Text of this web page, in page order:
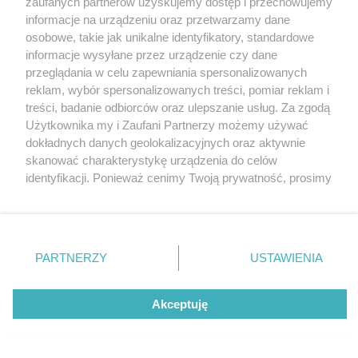
BPK
1 / 4
Kolejne srodki europejskie
na inwestycje OZE dla BPK
Katowice
Gliwice
Zabrze
informacje na urządzeniu oraz przetwarzamy dane
osobowe, takie jak unikalne identyfikatory, standardowe
informacje wysyłane przez urządzenie czy dane
przeglądania w celu zapewniania spersonalizowanych
reklam, wybór spersonalizowanych treści, pomiar reklam i
treści, badanie odbiorców oraz ulepszanie usług. Za zgodą
Użytkownika my i Zaufani Partnerzy możemy używać
dokładnych danych geolokalizacyjnych oraz aktywnie
skanować charakterystykę urządzenia do celów
identyfikacji. Ponieważ cenimy Twoją prywatność, prosimy
prywatności znajdujący się w lewym dolnym rogu strony
. Niektóre rodzaje przetwarzania danych nie wymagają
zgody użytkownika, ale masz prawo sprzeciwić się
takiemu przetwarzaniu. Preferencje będą miały
zastosowania tylko na tej witrynie.
PARTNERZY USTAWIENIA
Akceptuję